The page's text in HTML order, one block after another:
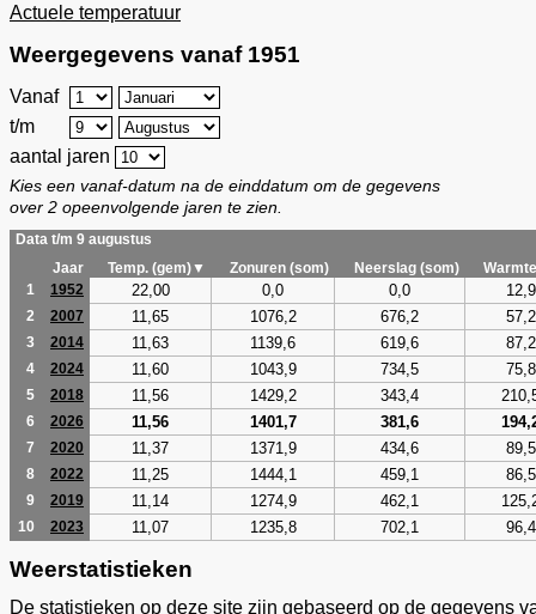
Actuele temperatuur
Weergegevens vanaf 1951
Vanaf
t/m
aantal jaren
Kies een vanaf-datum na de einddatum om de gegevens
over 2 opeenvolgende jaren te zien.
Data t/m 9 augustus
Jaar
Temp. (gem)▼ Zonuren (som) Neerslag (som)
1
1952 22,00 0,0 0,0 12,9
2 2007 11,65 1076,2 676,2 57,2
3 2014 11,63 1139,6 619,6 87,2
4 2024 11,60 1043,9 734,5 75,8
5 2018 11,56 1429,2 343,4
6 2026 11,56 1401,7 381,6
7 2020 11,37 1371,9 434,6 89,5
8 2022 11,25 1444,1 459,1 86,5
9 2019 11,14 1274,9 462,1
10 2023 11,07 1235,8 702,1 96,4
Weerstatistieken
De statistieken op deze site zijn gebaseerd op de gegevens